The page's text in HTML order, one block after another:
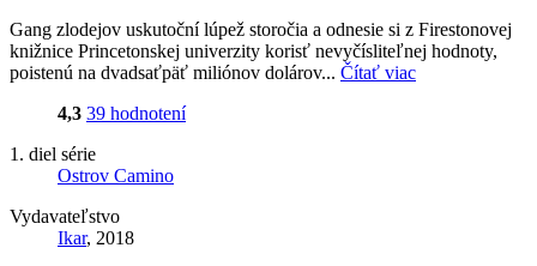
Gang zlodejov uskutoční lúpež storočia a odnesie si z Firestonovej
knižnice Princetonskej univerzity korisť nevyčísliteľnej hodnoty,
poistenú na dvadsaťpäť miliónov dolárov... Čítať viac
4,3 39 hodnotení
1. diel série
Ostrov Camino
Vydavateľstvo
Ikar, 2018